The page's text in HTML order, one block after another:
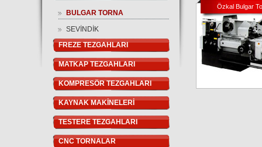
BULGAR TORNA
SEVİNDİK
FREZE TEZGAHLARI
MATKAP TEZGAHLARI
KOMPRESÖR TEZGAHLARI
KAYNAK MAKİNELERİ
TESTERE TEZGAHLARI
CNC TORNALAR
Özkal Bulgar